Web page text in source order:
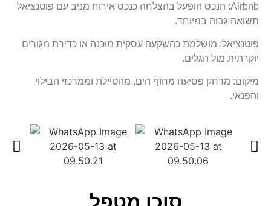
Airbnb: הנכס הופעל בהצלחה כנכס אירוח מניב עם פוטנציאל
תשואה גבוה במיוחד.
פוטנציאל: מושלמת כהשקעה עסקית מוכנה או כדירת מגורים
יוקרתית מול הגלים.
מיקום: מרחק פסיעה מחוף הים, מהטיילת וממרכזי הבילוי
והפנאי.
סוכן מטפל